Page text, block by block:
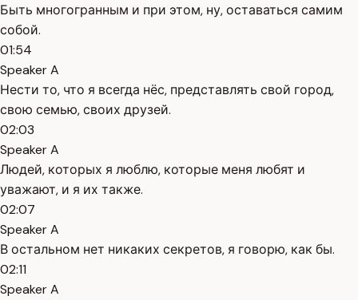
Быть многогранным и при этом, ну, оставаться самим
собой.
01:54
Speaker A
Нести то, что я всегда нёс, представлять свой город,
свою семью, своих друзей.
02:03
Speaker A
Людей, которых я люблю, которые меня любят и
уважают, и я их также.
02:07
Speaker A
В остальном нет никаких секретов, я говорю, как бы.
02:11
Speaker A